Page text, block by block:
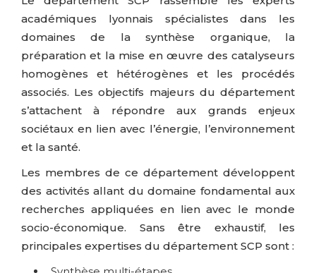
académiques lyonnais spécialistes dans les
domaines de la synthèse organique, la
préparation et la mise en œuvre des catalyseurs
homogènes et hétérogènes et les procédés
associés. Les objectifs majeurs du département
s’attachent à répondre aux grands enjeux
sociétaux en lien avec l’énergie, l’environnement
et la santé.
Les membres de ce département développent
des activités allant du domaine fondamental aux
recherches appliquées en lien avec le monde
socio-économique. Sans être exhaustif, les
principales expertises du département SCP sont :